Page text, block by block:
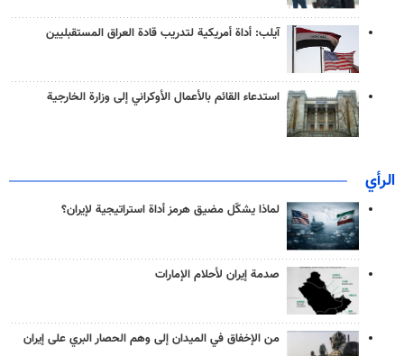
آيلب: أداة أمريكية لتدريب قادة العراق المستقبليين
استدعاء القائم بالأعمال الأوكراني إلى وزارة الخارجية
الرأي
لماذا يشكّل مضيق هرمز أداة استراتيجية لإيران؟
صدمة إيران لأحلام الإمارات
من الإخفاق في الميدان إلى وهم الحصار البري على إيران